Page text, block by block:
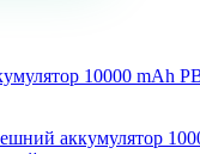
10000 mAh